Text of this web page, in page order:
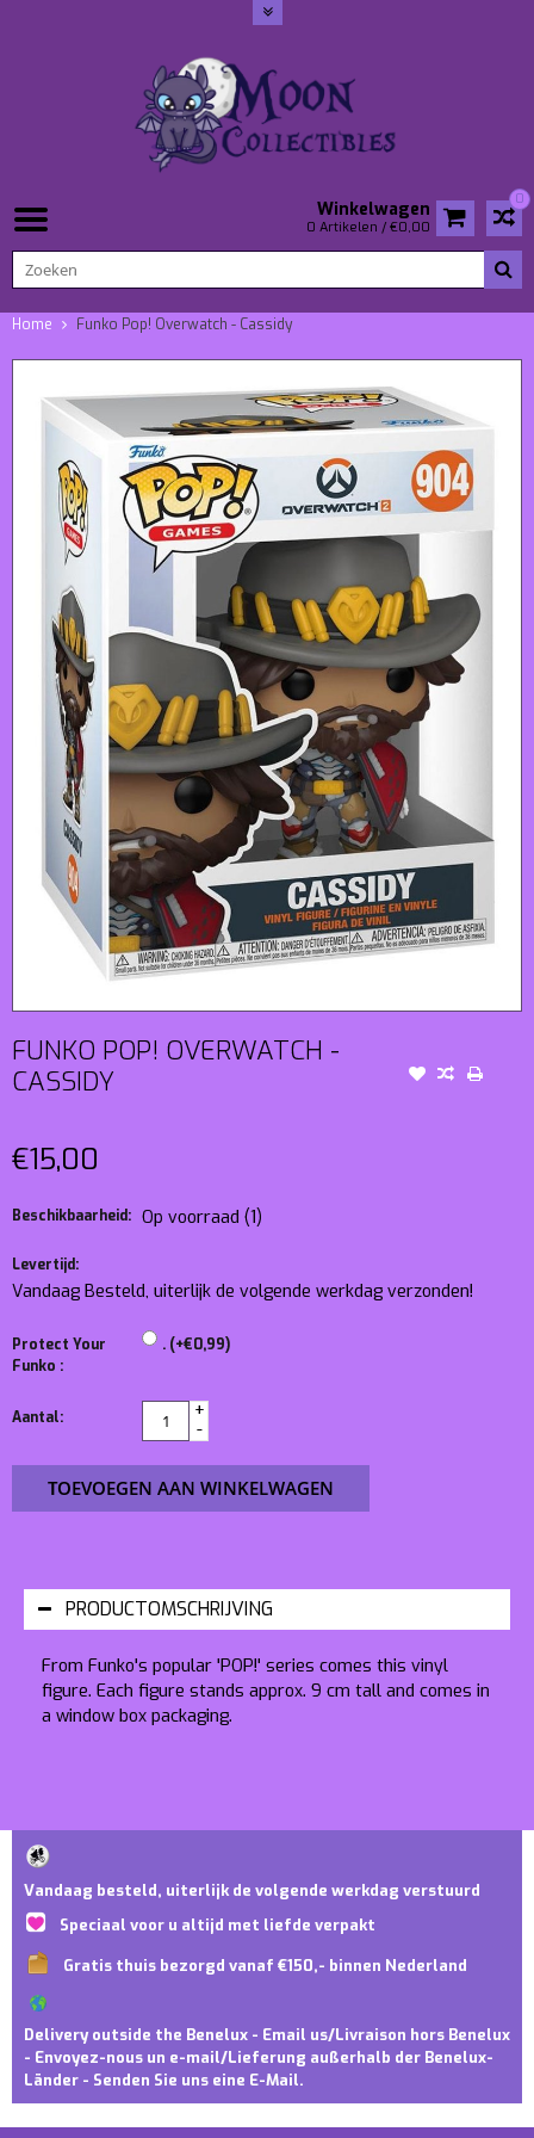
0
Winkelwagen
0 Artikelen / €0,00
Home Funko Pop! Overwatch - Cassidy
FUNKO POP! OVERWATCH -
CASSIDY
€15,00
Beschikbaarheid: Op voorraad (1)
Levertijd:
Vandaag Besteld, uiterlijk de volgende werkdag verzonden!
Protect Your
Funko :
. (+€0,99)
Aantal:
+
-
TOEVOEGEN AAN WINKELWAGEN
PRODUCTOMSCHRIJVING
From Funko's popular 'POP!' series comes this vinyl
figure. Each figure stands approx. 9 cm tall and comes in
a window box packaging.
Vandaag besteld, uiterlijk de volgende werkdag verstuurd
Speciaal voor u altijd met liefde verpakt
Gratis thuis bezorgd vanaf €150,- binnen Nederland
Delivery outside the Benelux - Email us/Livraison hors Benelux
- Envoyez-nous un e-mail/Lieferung außerhalb der Benelux-
Länder - Senden Sie uns eine E-Mail.